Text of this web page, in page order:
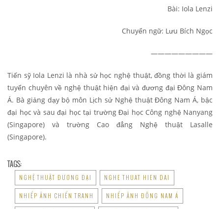
Bài: Iola Lenzi
Chuyển ngữ: Lưu Bích Ngọc
—————————
Tiến sỹ Iola Lenzi là nhà sử học nghệ thuật, đồng thời là giám
tuyển chuyên về nghệ thuật hiện đại và đương đại Đông Nam
Á. Bà giảng dạy bộ môn Lịch sử Nghệ thuật Đông Nam Á, bậc
đại học và sau đại học tại trường Đại học Công nghệ Nanyang
(Singapore) và trường Cao đẳng Nghệ thuật Lasalle
(Singapore).
TAGS:
NGHỆ THUẬT ĐƯƠNG ĐẠI NGHE THUAT HIEN DAI
NHIẾP ẢNH CHIẾN TRANH NHIẾP ẢNH ĐÔNG NAM Á